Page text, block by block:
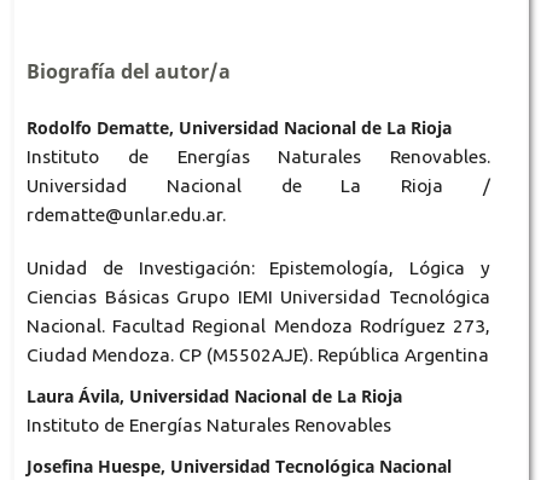
Biografía del autor/a
Rodolfo Dematte, Universidad Nacional de La Rioja
Instituto de Energías Naturales Renovables.
Universidad Nacional de La Rioja /
rdematte@unlar.edu.ar.
Unidad de Investigación: Epistemología, Lógica y
Ciencias Básicas Grupo IEMI Universidad Tecnológica
Nacional. Facultad Regional Mendoza Rodríguez 273,
Ciudad Mendoza. CP (M5502AJE). República Argentina
Laura Ávila, Universidad Nacional de La Rioja
Instituto de Energías Naturales Renovables
Josefina Huespe, Universidad Tecnológica Nacional